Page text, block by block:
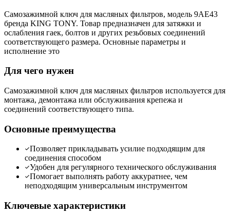
Самозажимной ключ для масляных фильтров, модель 9AE43
бренда KING TONY. Товар предназначен для затяжки и
ослабления гаек, болтов и других резьбовых соединений
соответствующего размера. Основные параметры и
исполнение это
Для чего нужен
Самозажимной ключ для масляных фильтров используется для
монтажа, демонтажа или обслуживания крепежа и
соединений соответствующего типа.
Основные преимущества
Позволяет прикладывать усилие подходящим для
соединения способом
Удобен для регулярного технического обслуживания
Помогает выполнять работу аккуратнее, чем
неподходящим универсальным инструментом
Ключевые характеристики